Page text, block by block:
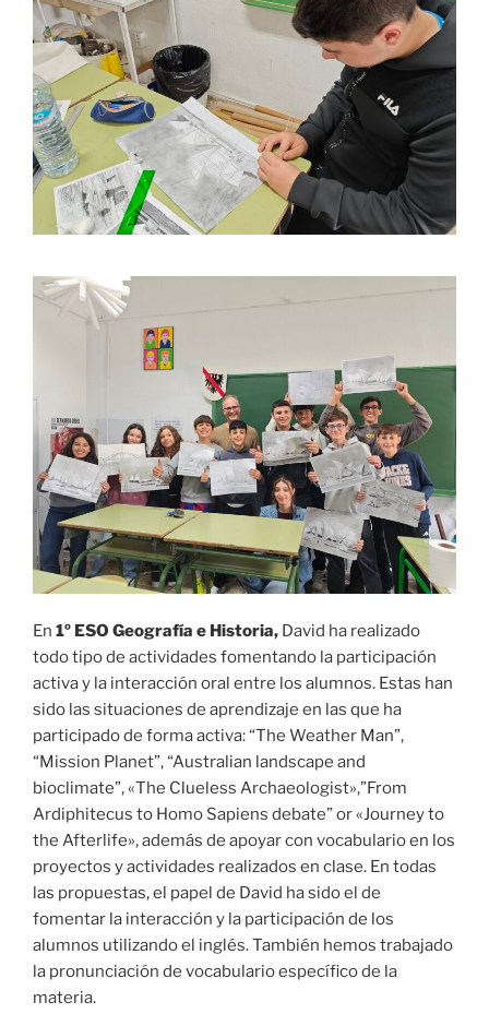
En 1º ESO Geografía e Historia, David ha realizado
todo tipo de actividades fomentando la participación
activa y la interacción oral entre los alumnos. Estas han
sido las situaciones de aprendizaje en las que ha
participado de forma activa: “The Weather Man”,
“Mission Planet”, “Australian landscape and
bioclimate”, «The Clueless Archaeologist»,”From
Ardiphitecus to Homo Sapiens debate” or «Journey to
the Afterlife», además de apoyar con vocabulario en los
proyectos y actividades realizados en clase. En todas
las propuestas, el papel de David ha sido el de
fomentar la interacción y la participación de los
alumnos utilizando el inglés. También hemos trabajado
la pronunciación de vocabulario específico de la
materia.